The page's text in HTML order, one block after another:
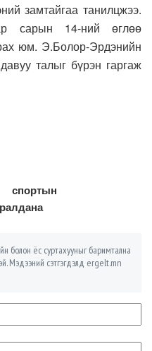
замтайгаа танилцжээ.
сарын 14-ний өглөө
юм. Э.Болор-Эрдэнийн
талыг бүрэн гаргаж
спортын
болон ёс суртахууныг баримтална
Мэдээний сэтгэгдэлд ergelt.mn